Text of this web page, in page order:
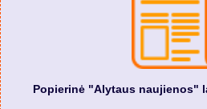
Popierinė "Alytaus naujienos"